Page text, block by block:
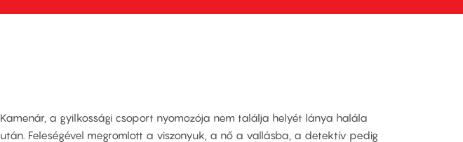
Kamenár, a gyilkossági csoport nyomozója nem találja helyét lánya halála
után. Feleségével megromlott a viszonyuk, a nő a vallásba, a detektív pedig